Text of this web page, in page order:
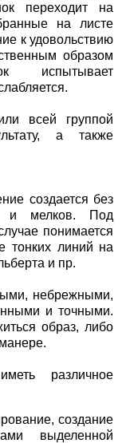
переходит на
на листе
к удовольствию
образом
испытывает
всей группой
а также
создается без
и мелков. Под
понимается
тонких линий на
и пр.
небрежными,
и точными.
образ, либо
различное
создание
выделенной